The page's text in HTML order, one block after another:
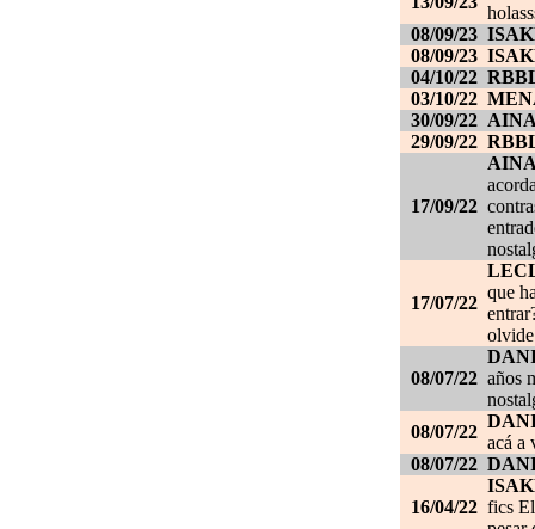
08/09/23
08/09/23
04/10/22
03/10/22
30/09/22
29/09/22
17/09/22
17/07/22
que
08/07/22 años
08/07/22
acá a
08/07/22
16/04/22 fics